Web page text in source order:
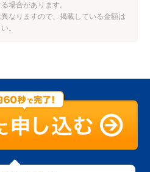
場合があります。
なりますので、掲載している金額は
。